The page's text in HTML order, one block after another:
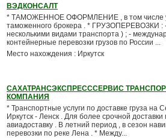
ВЭДКОНСАЛТ
* ТАМОЖЕННОЕ ОФОРМЛЕНИЕ , в том числе
таможенного брокера . * ГРУЗОПЕРЕВОЗКИ :
несколькими видами транспорта ) ; -
контейнерные перевозки грузов по России ...
Место нахождения : Иркутск
САХАТРАНСЭКСПРЕСССЕРВИС
КОМПАНИЯ
* Транспортные услуги по доставке груза на
Иркутск - Ленск . Для более срочной
авиадоставку . В летний период , в сезон
перевозки по реке Лена . * Между...